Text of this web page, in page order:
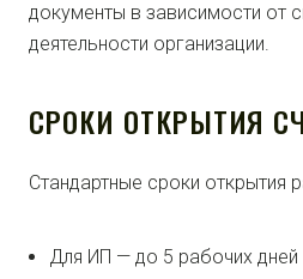
документы в зависимости от
деятельности организации.
СРОКИ ОТКРЫТИЯ
Стандартные сроки открытия
Для ИП — до 5 рабочих дней